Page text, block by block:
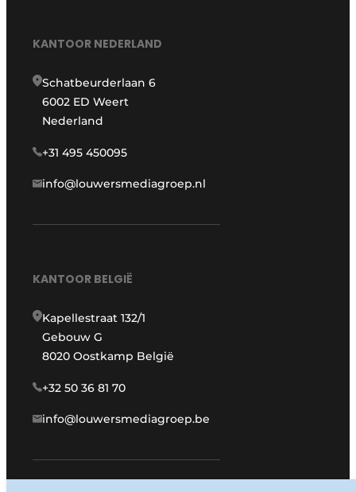
KANTOOR NEDERLAND
Schatbeurderlaan 6
6002 ED Weert
Nederland
+31 495 450095
info@louwersmediagroep.nl
KANTOOR BELGIË
Kapellestraat 132/1
Gebouw G
8020 Oostkamp België
+32 50 36 81 70
info@louwersmediagroep.be